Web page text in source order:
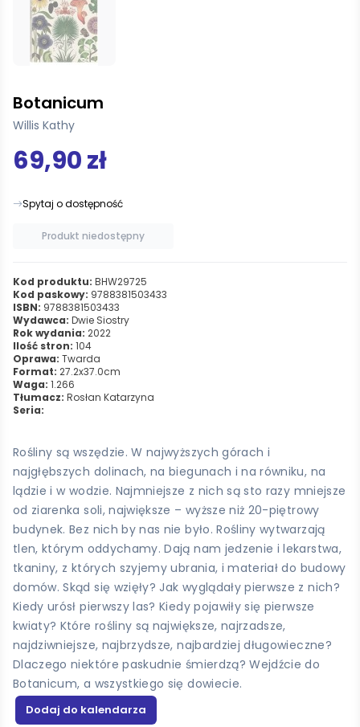
Botanicum
Willis Kathy
69,90 zł
Spytaj o dostępność
Produkt niedostępny
Kod produktu: BHW29725
Kod paskowy: 9788381503433
ISBN: 9788381503433
Wydawca: Dwie Siostry
Rok wydania: 2022
Ilość stron: 104
Oprawa: Twarda
Format: 27.2x37.0cm
Waga: 1.266
Tłumacz: Rosłan Katarzyna
Seria:
Rośliny są wszędzie. W najwyższych górach i
najgłębszych dolinach, na biegunach i na równiku, na
lądzie i w wodzie. Najmniejsze z nich są sto razy mniejsze
od ziarenka soli, największe – wyższe niż 20-piętrowy
budynek. Bez nich by nas nie było. Rośliny wytwarzają
tlen, którym oddychamy. Dają nam jedzenie i lekarstwa,
tkaniny, z których szyjemy ubrania, i materiał do budowy
domów. Skąd się wzięły? Jak wyglądały pierwsze z nich?
Kiedy urósł pierwszy las? Kiedy pojawiły się pierwsze
kwiaty? Które rośliny są największe, najrzadsze,
najdziwniejsze, najbrzydsze, najbardziej długowieczne?
Dlaczego niektóre paskudnie śmierdzą? Wejdźcie do
Botanicum, a wszystkiego się dowiecie.